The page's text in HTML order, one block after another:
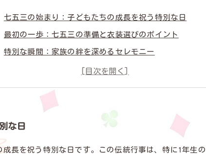
七五三の始まり：子どもたちの成長を祝う特別な日
最初の一歩：七五三の準備と衣装選びのポイント
特別な瞬間：家族の絆を深めるセレモニー
思い出の記録：七五三で残す宝物のような時間
成長を実感：子どもたちの成長を見守る喜び
未来への希望：七五三がもたらす子どもたちの成長
振り返ると素敵な思い出：七五三を通じて知る家族の大
な日
長を祝う特別な日です。この伝統行事は、特に1年生